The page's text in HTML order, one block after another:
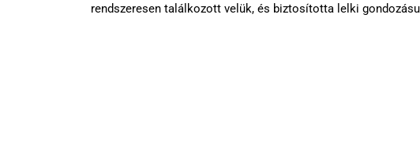
rendszeresen találkozott velük, és biztosította lelki